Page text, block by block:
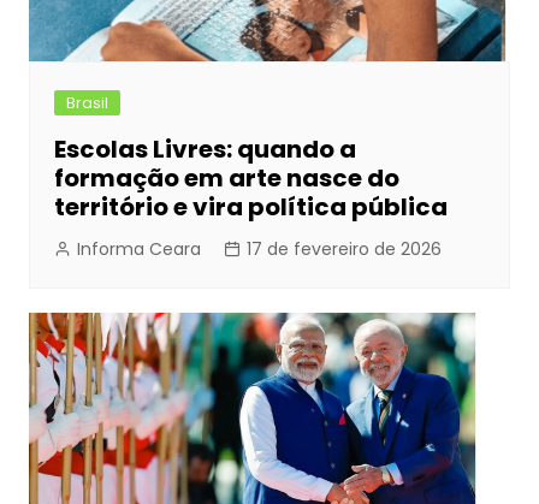
Brasil
Escolas Livres: quando a
formação em arte nasce do
território e vira política pública
Informa Ceara 17 de fevereiro de 2026